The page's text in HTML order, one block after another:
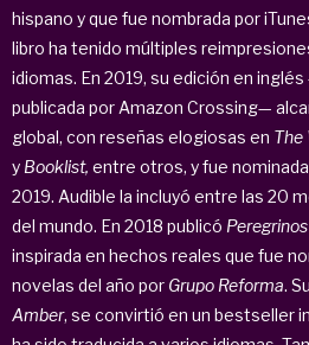
hispano y que fue nombrada por
libro ha tenido múltiples
idiomas. En 2019, su edición en
publicada por Amazon Crossing—
global, con reseñas elogiosas en The
y Booklist, entre otros, y fue
2019. Audible la incluyó entre las 20
del mundo. En 2018 publicó Peregrinos
inspirada en hechos reales que fue
novelas del año por Grupo Reforma.
Amber, se convirtió en un bestseller